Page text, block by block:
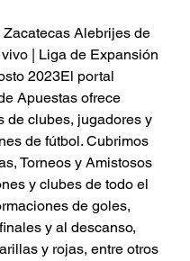
Zacatecas Alebrijes de
| Liga de Expansión
2023El portal
Apuestas ofrece
de clubes, jugadores y
de fútbol. Cubrimos
Torneos y Amistosos
y clubes de todo el
de goles,
y al descanso,
y rojas, entre otros